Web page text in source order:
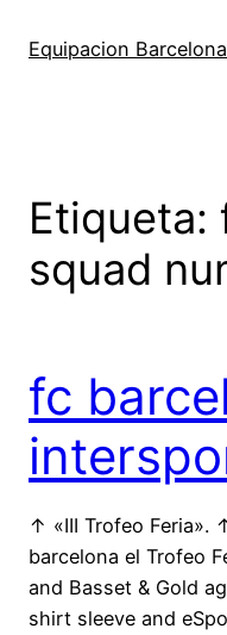
Equipacion
Etiqueta:
squad
fc
↑ «III Trofeo Feria».
barcelona el Trofeo
and Basset & Gold
shirt sleeve and